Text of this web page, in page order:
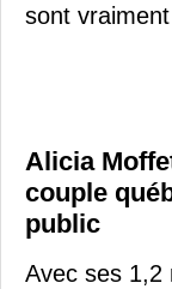
sont
Alicia
couple
public
Avec ses 1,2